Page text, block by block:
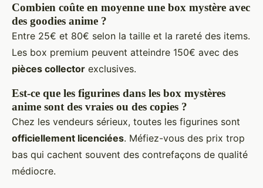
Combien coûte en moyenne une box mystère avec
des goodies anime ?
Entre 25€ et 80€ selon la taille et la rareté des items.
Les box premium peuvent atteindre 150€ avec des
pièces collector exclusives.
Est-ce que les figurines dans les box mystères
anime sont des vraies ou des copies ?
Chez les vendeurs sérieux, toutes les figurines sont
officiellement licenciées. Méfiez-vous des prix trop
bas qui cachent souvent des contrefaçons de qualité
médiocre.